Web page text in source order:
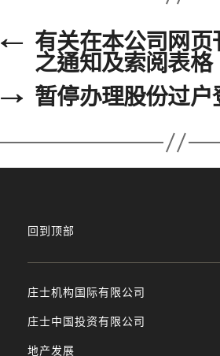
← 有关在本公司网
之通知及索阅表格
→ 暂停办理股份过户
庄士机构国际有限公司
庄士中国投资有限公司
地产发展
回到顶部